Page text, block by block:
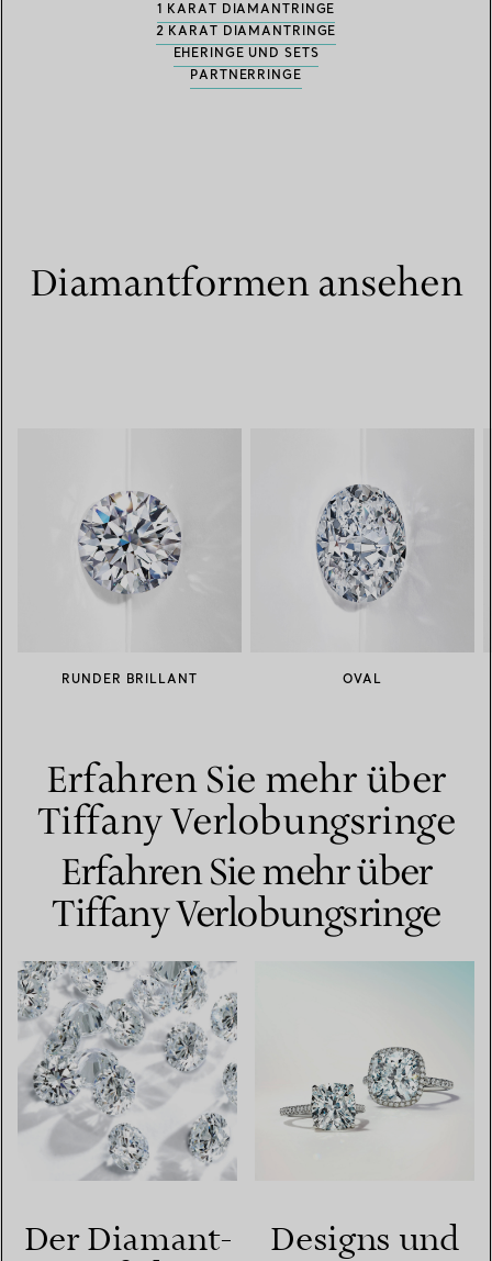
1 KARAT DIAMANTRINGE
2 KARAT DIAMANTRINGE
EHERINGE UND SETS
PARTNERRINGE
Diamantformen ansehen
RUNDER BRILLANT OVAL
Erfahren Sie mehr über
Tiffany Verlobungsringe
Erfahren Sie mehr über
Tiffany Verlobungsringe
Der Diamant-
Designs und